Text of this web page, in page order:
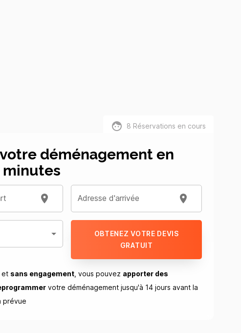
8 Réservations en cours
déménagement en
Adresse d'arrivée
OBTENEZ VOTRE DEVIS
GRATUIT
sans engagement, vous pouvez apporter des
votre déménagement jusqu'à 14 jours avant la
prévue